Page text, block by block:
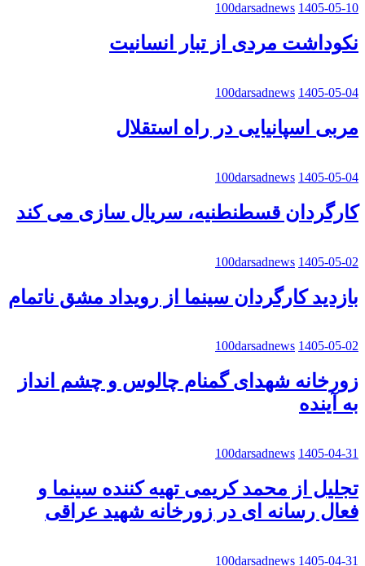
100darsadnews 1405-05-10
نکوداشت مردی از تبار انسانیت
100darsadnews 1405-05-04
مربی اسپانیایی در راه استقلال
100darsadnews 1405-05-04
کارگردان قسطنطنیه، سریال سازی می کند
100darsadnews 1405-05-02
بازدید کارگردان سینما از رویداد مشق ناتمام
100darsadnews 1405-05-02
زورخانه شهدای گمنام چالوس و چشم انداز
به آینده
100darsadnews 1405-04-31
تجلیل از محمد کریمی تهیه کننده سینما و
فعال رسانه ای در زورخانه شهید عراقی
100darsadnews 1405-04-31